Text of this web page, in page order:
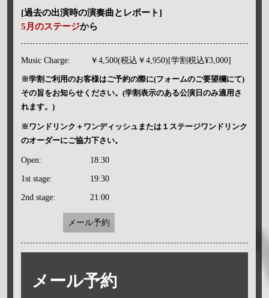
[過去の出演時の演奏曲とレポート]
5月のステージから
Music Charge: ￥4,500(税込￥4,950)[学割税込¥3,000]
※学割ご利用のお客様はご予約の際に(フォームのご要望欄にて)
その旨をお知らせください。(学割表示のある公演日のみ適用さ
れます。)
※ワンドリンク＋ワンディッシュまたは１ステージワンドリンク
のオーダーにご協力下さい。
Open: 18:30
1st stage: 19:30
2nd stage: 21:00
メール予約
メール予約